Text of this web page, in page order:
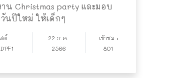
น Christmas party และมอบ
นปีใหม่ ให้เด็กๆ
ต์
22 ธ.ค.
2566
เข้าชม :
801